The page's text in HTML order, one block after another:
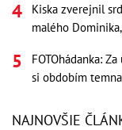
Kiska zverejnil
malého
FOTOhádanka:
si obdobím
NAJNOVŠIE